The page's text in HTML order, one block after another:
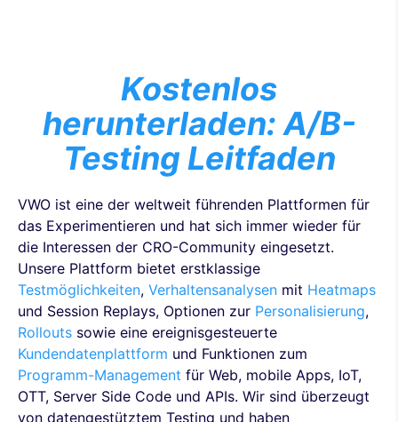
Kostenlos
herunterladen: A/B-
Testing Leitfaden
VWO ist eine der weltweit führenden Plattformen für
das Experimentieren und hat sich immer wieder für
die Interessen der CRO-Community eingesetzt.
Unsere Plattform bietet erstklassige
Testmöglichkeiten, Verhaltensanalysen mit Heatmaps
und Session Replays, Optionen zur Personalisierung,
Rollouts sowie eine ereignisgesteuerte
Kundendatenplattform und Funktionen zum
Programm-Management für Web, mobile Apps, IoT,
OTT, Server Side Code und APIs. Wir sind überzeugt
von datengestütztem Testing und haben